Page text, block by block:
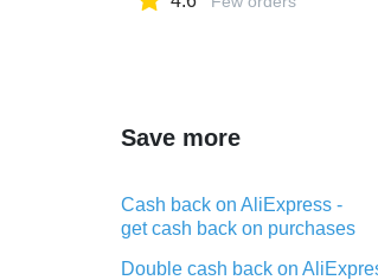
Save more
Cash back on AliExpress -
get cash back on purchases
Double cash back on